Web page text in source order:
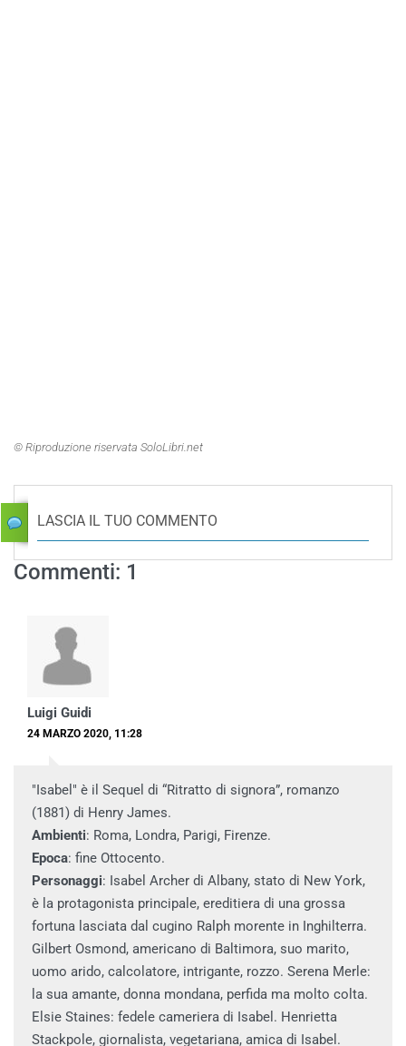
© Riproduzione riservata SoloLibri.net
LASCIA IL TUO COMMENTO
Commenti: 1
Luigi Guidi
24 MARZO 2020, 11:28
"Isabel" è il Sequel di “Ritratto di signora”, romanzo
(1881) di Henry James.
Ambienti: Roma, Londra, Parigi, Firenze.
Epoca: fine Ottocento.
Personaggi: Isabel Archer di Albany, stato di New York,
è la protagonista principale, ereditiera di una grossa
fortuna lasciata dal cugino Ralph morente in Inghilterra.
Gilbert Osmond, americano di Baltimora, suo marito,
uomo arido, calcolatore, intrigante, rozzo. Serena Merle:
la sua amante, donna mondana, perfida ma molto colta.
Elsie Staines: fedele cameriera di Isabel. Henrietta
Stackpole, giornalista, vegetariana, amica di Isabel.